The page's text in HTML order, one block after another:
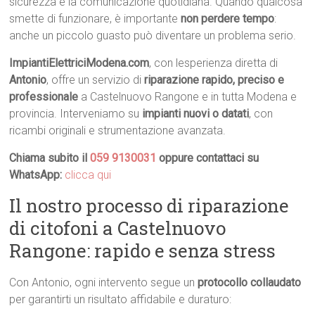
smette di funzionare, è importantenon perdere tempo:
anche un piccolo guasto può diventare un problema serio.
ImpiantiElettriciModena.com, con lesperienza diretta di
Antonio, offre un servizio diriparazione rapido, preciso e
professionale a Castelnuovo Rangone e in tutta Modena e
provincia. Interveniamo su impianti nuovi o datati, con
ricambi originali e strumentazione avanzata.
Chiama subito il059 9130031 oppure contattaci su
WhatsApp: clicca qui
Il nostro processo di riparazione
di citofoni a Castelnuovo
Rangone: rapido e senza stress
Con Antonio, ogni intervento segue unprotocollo collaudato
per garantirti un risultato affidabile e duraturo: